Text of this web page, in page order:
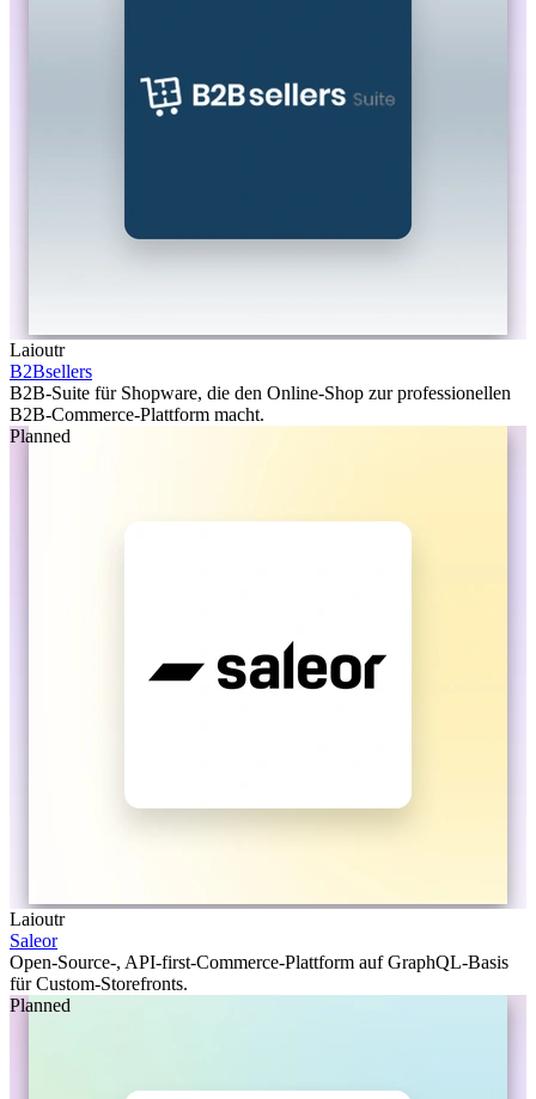
Laioutr
B2Bsellers
B2B-Suite für Shopware, die den Online-Shop zur professionellen
B2B-Commerce-Plattform macht.
Planned
Laioutr
Saleor
Open-Source-, API-first-Commerce-Plattform auf GraphQL-Basis
für Custom-Storefronts.
Planned